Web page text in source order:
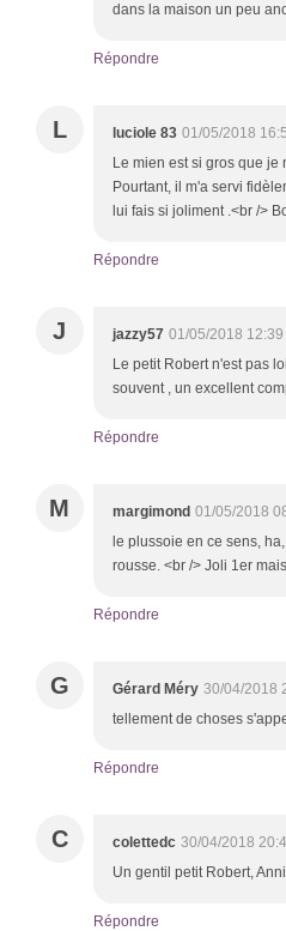
dans la maison un peu
Répondre
L luciole 83 01/05/2018
Le mien est si gros que
Pourtant, il m'a servi
lui fais si joliment .<br />
Répondre
J jazzy57 01/05/2018 12:39
Le petit Robert n'est pas
souvent , un excellent
Répondre
M margimond 01/05/2018
le plussoie en ce sens,
rousse. <br /> Joli 1er
Répondre
G Gérard Méry 30/04/2018
tellement de choses
Répondre
C colettedc 30/04/2018
Un gentil petit Robert,
Répondre